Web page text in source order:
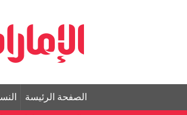
الصفحة الرئيسة